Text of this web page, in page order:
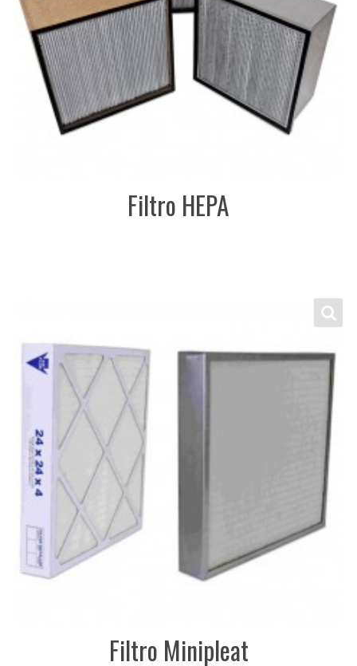
Filtro HEPA
Filtro Minipleat